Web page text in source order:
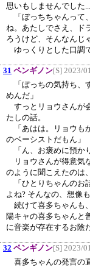
思いもしませんでした...
「ぼっちちゃんって
ね。あたしでさえ、ド
ろうけど、そんなんじ
ゆっくりとした口調
31 ペンギノン[S] 2023/
「ぼっちの気持ち、
めんだ」
すっとリョウさんが
たしの話。
「あはは。リョウも
のベーシストだもん」
「ん、お褒めに預か
リョウさんが得意気
のように聞こえたのは
「ひとりちゃんのお
よね? そんなの、想像
続けて喜多ちゃんも
陽キャの喜多ちゃんと
に音楽が存在するお陰
32 ペンギノン[S] 2023/
喜多ちゃんの発言の